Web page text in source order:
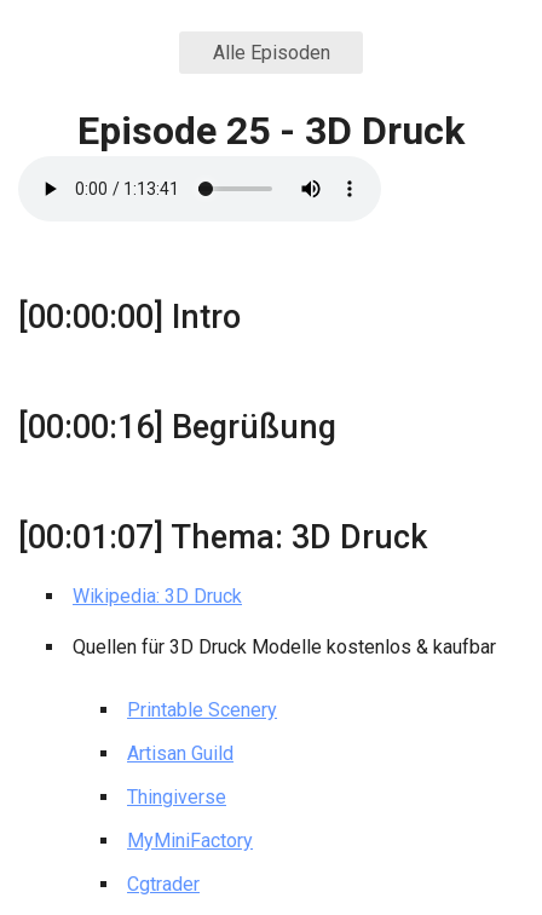
Alle Episoden
Episode 25 - 3D Druck
[00:00:00] Intro
[00:00:16] Begrüßung
[00:01:07] Thema: 3D Druck
Wikipedia: 3D Druck
Quellen für 3D Druck Modelle kostenlos & kaufbar
Printable Scenery
Artisan Guild
Thingiverse
MyMiniFactory
Cgtrader